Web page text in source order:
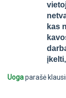
kas
Uogaparašė